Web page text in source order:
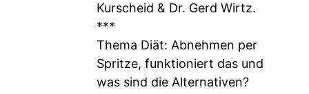
Kurscheid & Dr. Gerd Wirtz.
***
Thema Diät: Abnehmen per
Spritze, funktioniert das und
was sind die Alternativen?